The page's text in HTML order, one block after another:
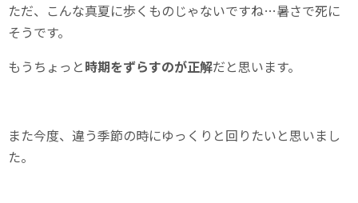
ただ、こんな真夏に歩くものじゃないですね…暑さで死に
そうです。
もうちょっと時期をずらすのが正解だと思います。
また今度、違う季節の時にゆっくりと回りたいと思いまし
た。